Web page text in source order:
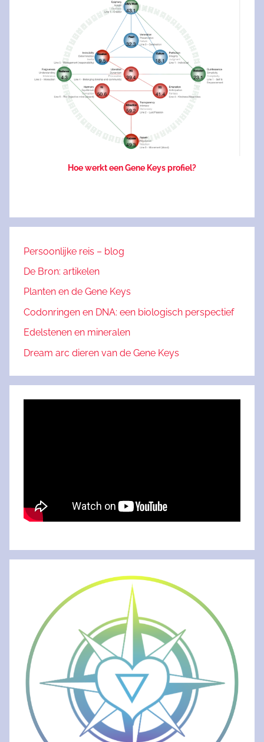
Hoe werkt een Gene Keys profiel?
Persoonlijke reis – blog
De Bron: artikelen
Planten en de Gene Keys
Codonringen en DNA: een biologisch perspectief
Edelstenen en mineralen
Dream arc dieren van de Gene Keys